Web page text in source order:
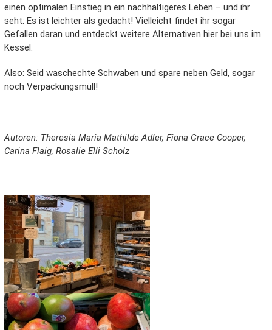
einen optimalen Einstieg in ein nachhaltigeres Leben – und ihr
seht: Es ist leichter als gedacht! Vielleicht findet ihr sogar
Gefallen daran und entdeckt weitere Alternativen hier bei uns im
Kessel.
Also: Seid waschechte Schwaben und spare neben Geld, sogar
noch Verpackungsmüll!
Autoren: Theresia Maria Mathilde Adler, Fiona Grace Cooper,
Carina Flaig, Rosalie Elli Scholz